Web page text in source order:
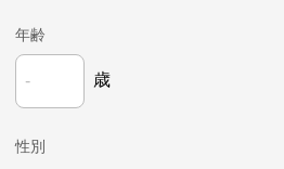
年齢
歳
性別